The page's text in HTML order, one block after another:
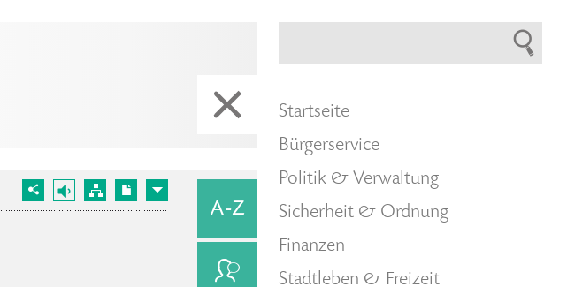
Startseite
Bürgerservice
Politik & Verwaltung
Sicherheit & Ordnung
Finanzen
Stadtleben & Freizeit